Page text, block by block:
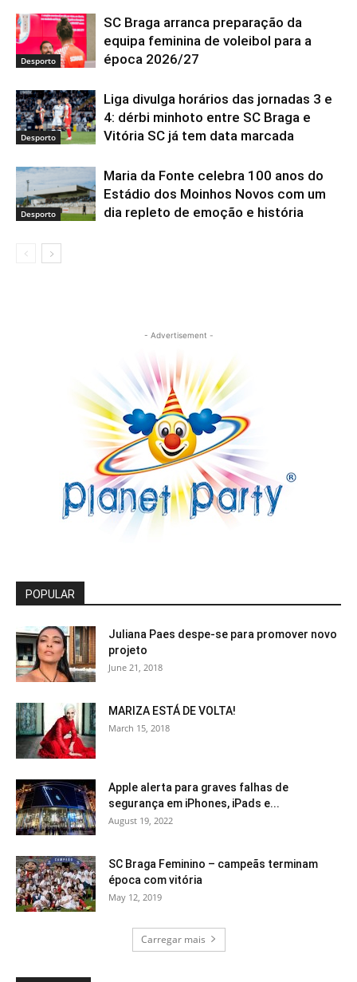
Desporto
SC Braga arranca preparação da
equipa feminina de voleibol para a
época 2026/27
Desporto
Liga divulga horários das jornadas 3 e
4: dérbi minhoto entre SC Braga e
Vitória SC já tem data marcada
Desporto
Maria da Fonte celebra 100 anos do
Estádio dos Moinhos Novos com um
dia repleto de emoção e história
- Advertisement -
POPULAR
Juliana Paes despe-se para promover novo
projeto
June 21, 2018
MARIZA ESTÁ DE VOLTA!
March 15, 2018
Apple alerta para graves falhas de
segurança em iPhones, iPads e...
August 19, 2022
SC Braga Feminino – campeãs terminam
época com vitória
May 12, 2019
Carregar mais